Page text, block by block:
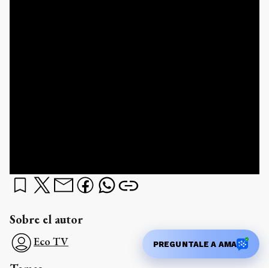
Sobre el autor
Eco TV PREGUNTALE A AMA